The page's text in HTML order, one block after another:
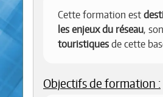
Cette formation est
les enjeux du réseau,
touristiques de cette
Objectifs de formation :